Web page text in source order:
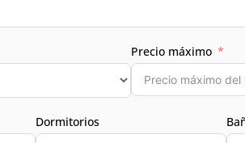
Precio máximo
Dormitorios